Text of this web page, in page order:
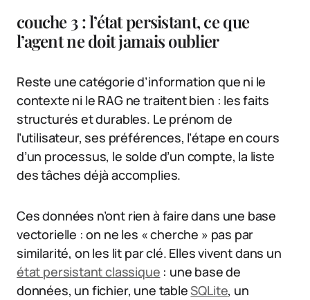
couche 3 : l’état persistant, ce que
l’agent ne doit jamais oublier
Reste une catégorie d’information que ni le
contexte ni le RAG ne traitent bien : les faits
structurés et durables. Le prénom de
l’utilisateur, ses préférences, l’étape en cours
d’un processus, le solde d’un compte, la liste
des tâches déjà accomplies.
Ces données n’ont rien à faire dans une base
vectorielle : on ne les « cherche » pas par
similarité, on les lit par clé. Elles vivent dans un
état persistant classique : une base de
données, un fichier, une tableSQLite, un